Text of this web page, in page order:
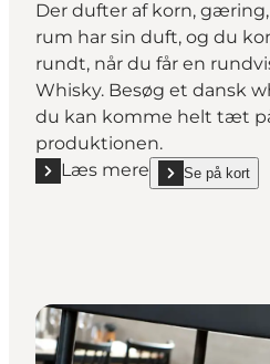
Der dufter af korn,
rum har sin duft, og du
rundt, når du får en
Whisky. Besøg et dansk
du kan komme helt tæt
produktionen.
Læs mere
Læs mere "StauningSe på kort
show Stauning